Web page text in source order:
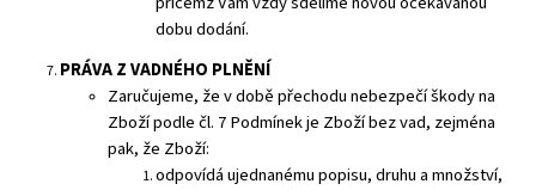
dobu dodání.
PRÁVA Z VADNÉHO PLNĚNÍ
Zaručujeme, že v době přechodu nebezpečí škody na
Zboží podle čl. 7 Podmínek je Zboží bez vad, zejména
pak, že Zboží:
odpovídá ujednanému popisu, druhu a množství,